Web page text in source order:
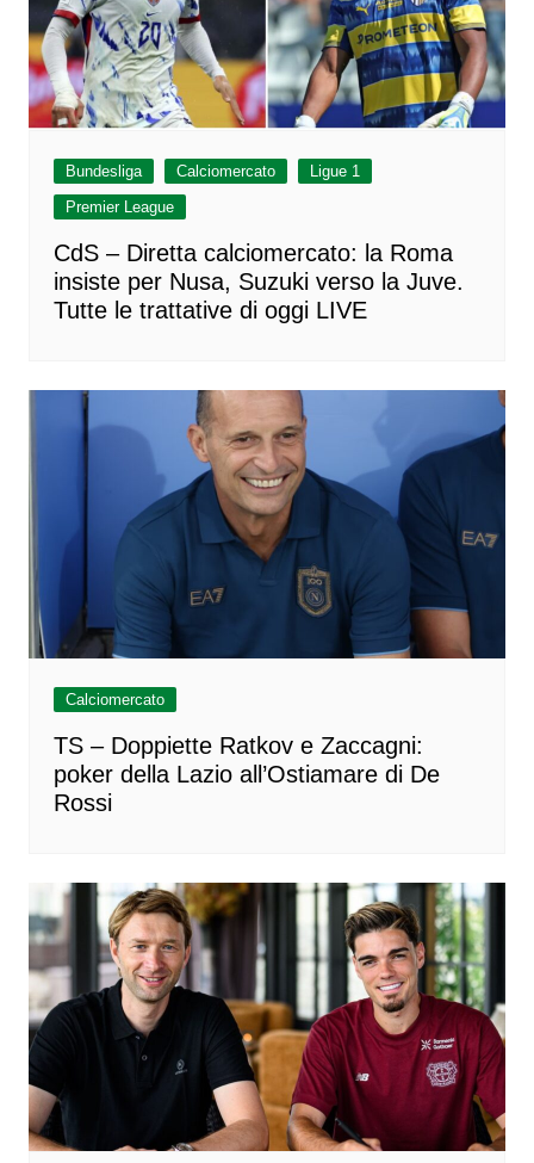
Bundesliga Calciomercato
Ligue 1
Premier League
CdS – Diretta calciomercato: la Roma
insiste per Nusa, Suzuki verso la Juve.
Tutte le trattative di oggi LIVE
Calciomercato
TS – Doppiette Ratkov e Zaccagni:
poker della Lazio all’Ostiamare di De
Rossi